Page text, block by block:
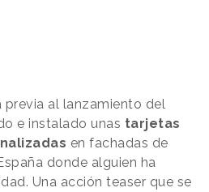
previa al lanzamiento del
e instalado unas tarjetas
en fachadas de
donde alguien ha
Una acción teaser que se